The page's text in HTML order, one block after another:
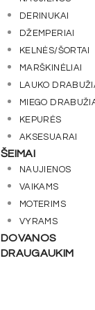
DERINUKAI
DŽEMPERIAI
KELNĖS/ŠORTAI
MARŠKINĖLIAI
LAUKO
MIEGO
KEPURĖS
AKSESUARAI
ŠEIMAI
NAUJIENOS
VAIKAMS
MOTERIMS
VYRAMS
DOVANOS
DRAUGAUKIM